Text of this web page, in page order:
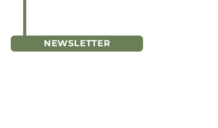
NEWSLETTER